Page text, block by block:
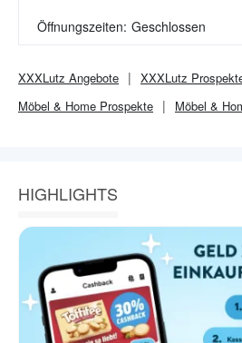
Öffnungszeiten: Geschlossen
XXXLutz Angebote XXXLutz
Möbel & Home Prospekte Möbel &
HIGHLIGHTS